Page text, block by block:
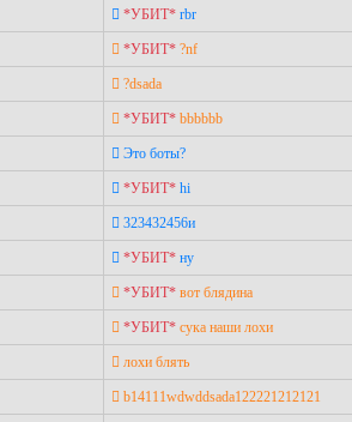
*УБИТ* rbr
*УБИТ* ?nf
?dsada
*УБИТ* bbbbbb
Это боты?
*УБИТ* hi
323432456и
*УБИТ* ну
*УБИТ* вот блядина
*УБИТ* сука наши лохи
лохи блять
b14111wdwddsada122221212121